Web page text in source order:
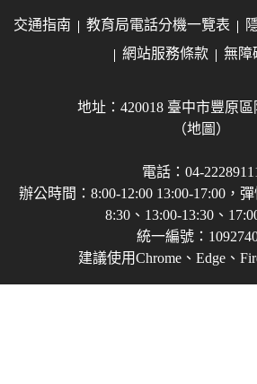
交通指南 教育局電話分機一覽表
網站服務條款
無障
地址：420018 臺中市豐原
（地圖）
電話：04-
辦公時間：8:00-12:00 13:00-17:00，
8:30、13:00-13:30、
統一編號：
建議使用Chrome、Edge、